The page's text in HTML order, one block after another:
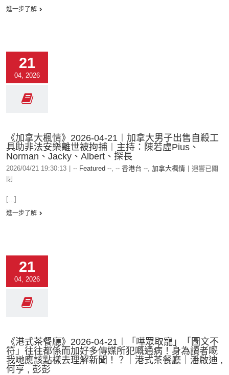
進一步了解
21
04, 2026
《加拿大楓情》2026-04-21︱加拿大男子出售自殺工
具助非法安樂離世被拘捕︱主持：陳若虛Pius、
Norman、Jacky、Albert、探長
2026/04/21 19:30:13 -- Featured --, -- 香港台 --, 加拿大楓情
迴響已關
閉
[...]
進一步了解
21
04, 2026
《港式茶餐廳》2026-04-21︱「嘩眾取寵」「圖文不
符」往往都係而加好多傳媒所犯嘅通病！身為讀者嘅
我哋應該點樣去理解新聞！？｜港式茶餐廳｜潘啟迪 ,
何亨 , 彭彭